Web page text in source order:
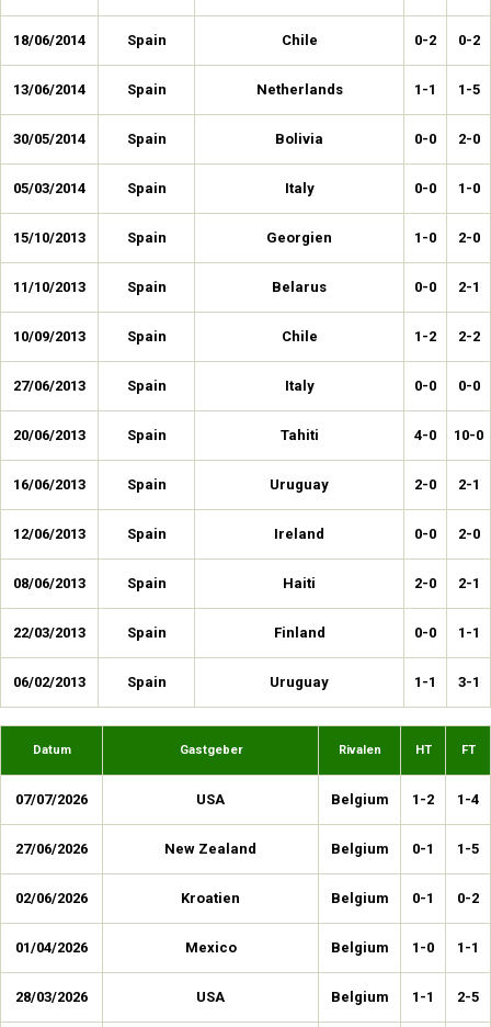
18/06/2014 Spain Chile 0-2 0-2
13/06/2014 Spain Netherlands 1-1 1-5
30/05/2014 Spain Bolivia 0-0 2-0
05/03/2014 Spain Italy 0-0 1-0
15/10/2013 Spain Georgien 1-0 2-0
11/10/2013 Spain Belarus 0-0 2-1
10/09/2013 Spain Chile 1-2 2-2
27/06/2013 Spain Italy 0-0 0-0
20/06/2013 Spain Tahiti 4-0 10-0
16/06/2013 Spain Uruguay 2-0 2-1
12/06/2013 Spain Ireland 0-0 2-0
08/06/2013 Spain Haiti 2-0 2-1
22/03/2013 Spain Finland 0-0 1-1
06/02/2013 Spain Uruguay 1-1 3-1
Datum Gastgeber Rivalen HT FT
07/07/2026 USA Belgium 1-2 1-4
27/06/2026 New Zealand Belgium 0-1 1-5
02/06/2026 Kroatien Belgium 0-1 0-2
01/04/2026 Mexico Belgium 1-0 1-1
28/03/2026 USA Belgium 1-1 2-5